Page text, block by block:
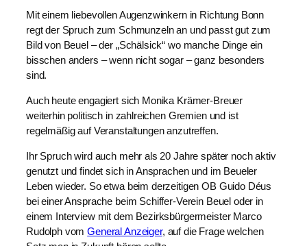
Mit einem liebevollen Augenzwinkern in Richtung Bonn
regt der Spruch zum Schmunzeln an und passt gut zum
Bild von Beuel – der „Schälsick“ wo manche Dinge ein
bisschen anders – wenn nicht sogar – ganz besonders
sind.
Auch heute engagiert sich Monika Krämer-Breuer
weiterhin politisch in zahlreichen Gremien und ist
regelmäßig auf Veranstaltungen anzutreffen.
Ihr Spruch wird auch mehr als 20 Jahre später noch aktiv
genutzt und findet sich in Ansprachen und im Beueler
Leben wieder. So etwa beim derzeitigen OB Guido Déus
bei einer Ansprache beim Schiffer-Verein Beuel oder in
einem Interview mit dem Bezirksbürgermeister Marco
Rudolph vomGeneral Anzeiger, auf die Frage welchen